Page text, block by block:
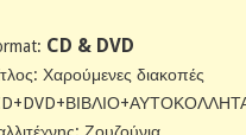
CD & DVD
Χαρούμενες διακοπές
Ζουζούνια